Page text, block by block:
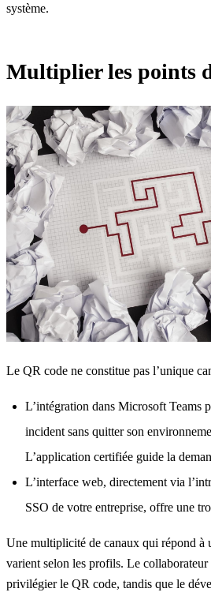
système.
Multiplier les points
Le QR code ne constitue pas l’unique
L’intégration dans Microsoft Teams
incident sans quitter son
L’application certifiée guide la
L’interface web, directement via
SSO de votre entreprise, offre une
Une multiplicité de canaux qui répond à
varient selon les profils. Le
privilégier le QR code, tandis que le